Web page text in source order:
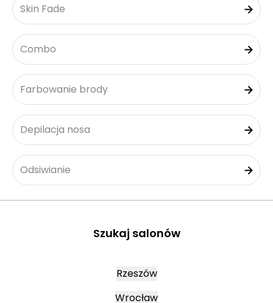
Skin Fade
Combo
Farbowanie brody
Depilacja nosa
Odsiwianie
Szukaj salonów
Rzeszów
Wrocław